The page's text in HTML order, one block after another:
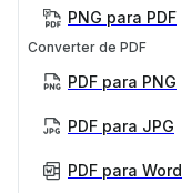
PNG para PDF
Converter de PDF
PDF para PNG
PDF para JPG
PDF para Word